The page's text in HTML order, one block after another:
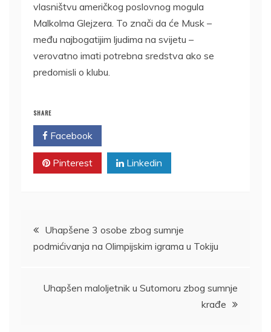
vlasništvu američkog poslovnog mogula
Malkolma Glejzera. To znači da će Musk –
među najbogatijim ljudima na svijetu –
verovatno imati potrebna sredstva ako se
predomisli o klubu.
SHARE
Facebook
Pinterest Linkedin
Kretanje
članka
Uhapšene 3 osobe zbog sumnje
podmićivanja na Olimpijskim igrama u Tokiju
Uhapšen maloljetnik u Sutomoru zbog sumnje
krađe